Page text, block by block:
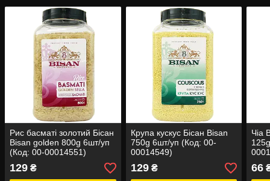
Рис басматі золотий Бісан
Bisan golden 800g 6шт/уп
(Код: 00-00014551)
129 ₴
Крупа кускус Бісан Bisan
750g 6шт/уп (Код: 00-
00014549)
129₴
Чіа
66